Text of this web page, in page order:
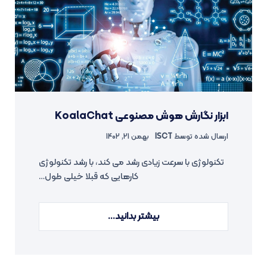
ابزار نگارش هوش مصنوعی KoalaChat
ارسال شده توسط ISCT بهمن 21, 1402
تکنولوژی با سرعت زیادی رشد می کند، با رشد تکنولوژی
کارهایی که قبلا خیلی طول…
بیشتر بدانید...